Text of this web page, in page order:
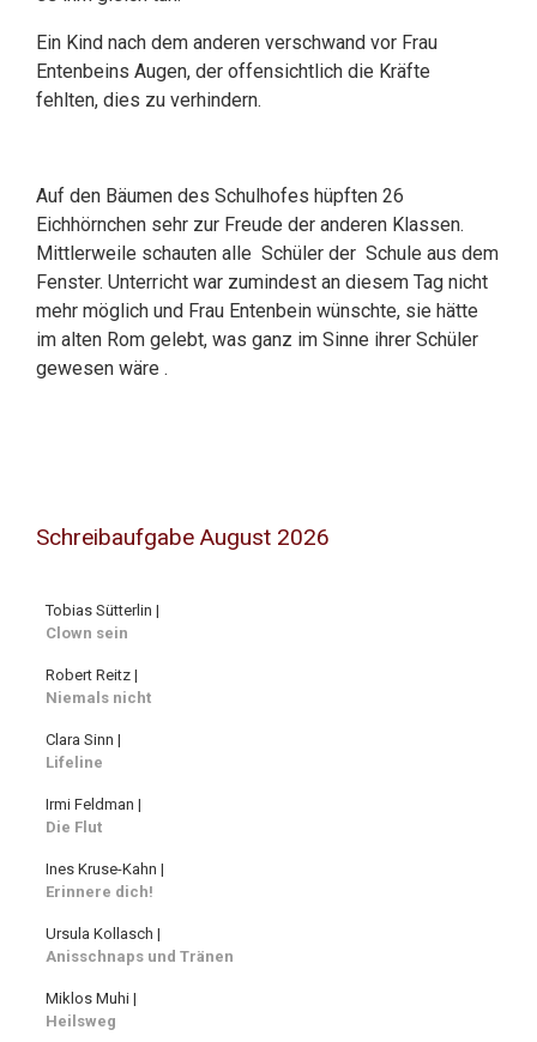
Ein Kind nach dem anderen verschwand vor Frau
Entenbeins Augen, der offensichtlich die Kräfte
fehlten, dies zu verhindern.
Auf den Bäumen des Schulhofes hüpften 26
Eichhörnchen sehr zur Freude der anderen Klassen.
Mittlerweile schauten alle Schüler der Schule aus dem
Fenster. Unterricht war zumindest an diesem Tag nicht
mehr möglich und Frau Entenbein wünschte, sie hätte
im alten Rom gelebt, was ganz im Sinne ihrer Schüler
gewesen wäre .
Schreibaufgabe August 2026
Tobias Sütterlin |
Clown sein
Robert Reitz |
Niemals nicht
Clara Sinn |
Lifeline
Irmi Feldman |
Die Flut
Ines Kruse-Kahn |
Erinnere dich!
Ursula Kollasch |
Anisschnaps und Tränen
Miklos Muhi |
Heilsweg